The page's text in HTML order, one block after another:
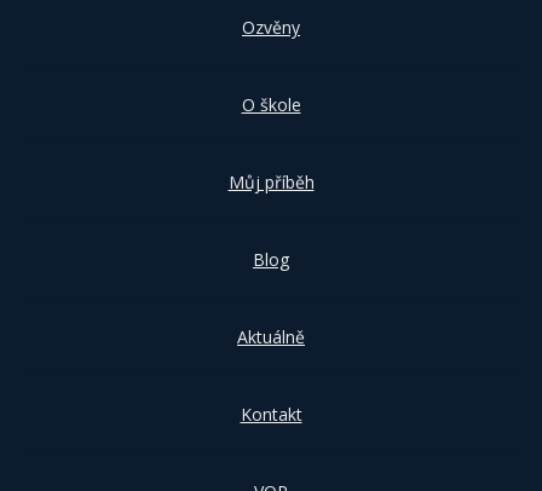
Ozvěny
O škole
Můj příběh
Blog
Aktuálně
Kontakt